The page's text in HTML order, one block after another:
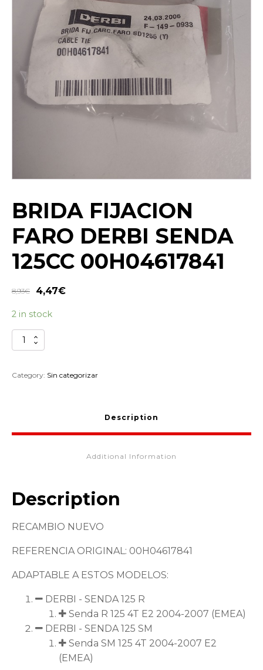
BRIDA FIJACION
FARO DERBI SENDA
125CC 00H04617841
8,93€ 4,47€
2 in stock
BRIDA
FIJACION
DERBI
Category: Sin categorizar
Description
Additional Information
Description
RECAMBIO NUEVO
REFERENCIA ORIGINAL: 00H04617841
ADAPTABLE A ESTOS MODELOS:
DERBI - SENDA 125 R
Senda R 125 4T E2 2004-2007 (EMEA)
DERBI - SENDA 125 SM
Senda SM 125 4T 2004-2007 E2
(EMEA)